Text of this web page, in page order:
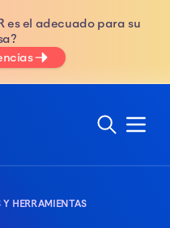
es el adecuado para su
HERRAMIENTAS